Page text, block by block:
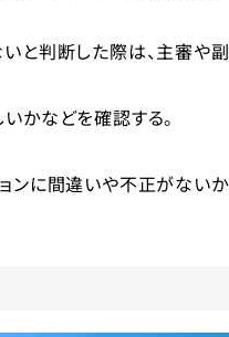
と判断した際は、主審や
かなどを確認する。
に間違いや不正がないか